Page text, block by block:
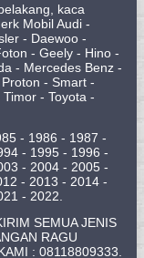
kaca
Mobil Audi -
- Daewoo -
- Geely - Hino -
- Mercedes Benz -
- Smart -
- Toyota -
- 1986 - 1987 -
- 1995 - 1996 -
- 2004 - 2005 -
- 2013 - 2014 -
- 2022.
SEMUA JENIS
RAGU
: 08118809333.